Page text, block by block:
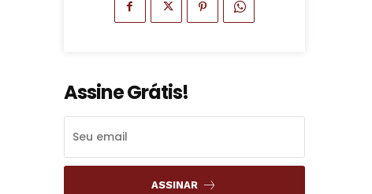
Assine Grátis!
ASSINAR